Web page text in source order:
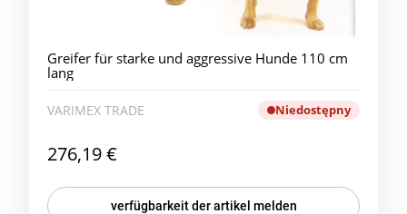
Greifer für starke und aggressive Hunde 110 cm
lang
VARIMEX TRADE Niedostępny
276,19 €
verfügbarkeit der artikel melden